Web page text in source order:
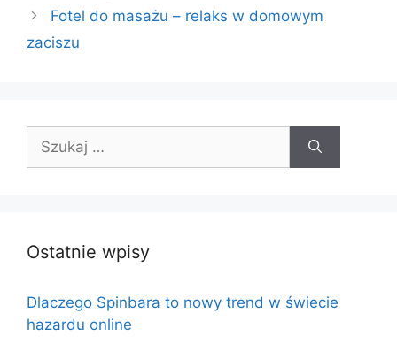
Fotel do masażu – relaks w domowym
zaciszu
Szukaj:
Ostatnie wpisy
Dlaczego Spinbara to nowy trend w świecie
hazardu online